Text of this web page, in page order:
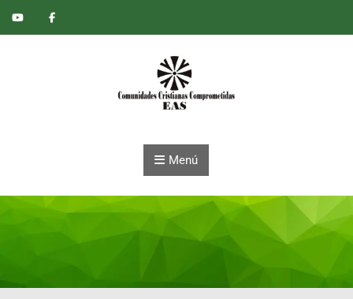
Saltar al contenido
Menú